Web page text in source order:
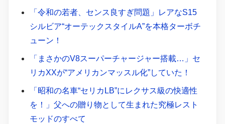
「令和の若者、センス良すぎ問題」レアなS15
シルビア“オーテックスタイルA”を本格ターボチ
ューン！
「まさかのV8スーパーチャージャー搭載…」セ
リカXXが“アメリカンマッスル化”していた！
「昭和の名車“セリカLB”にレクサス級の快適性
を！」父への贈り物として生まれた究極レスト
モッドのすべて